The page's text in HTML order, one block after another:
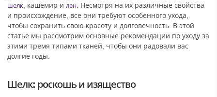
шелк, кашемир и лен. Несмотря на их различные свойства
и происхождение, все они требуют особенного ухода,
чтобы сохранить свою красоту и долговечность. В этой
статье мы рассмотрим основные рекомендации по уходу за
этими тремя типами тканей, чтобы они радовали вас
долгие годы.
Шелк: роскошь и изящество